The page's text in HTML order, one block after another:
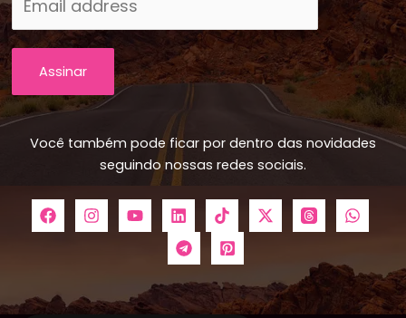
Assinar
Você também pode ficar por dentro das novidades
seguindo nossas redes sociais.